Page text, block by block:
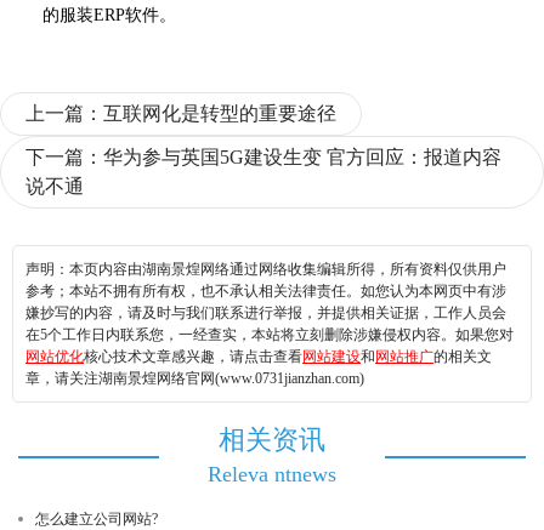
的服装ERP软件。
上一篇： 互联网化是转型的重要途径
下一篇： 华为参与英国5G建设生变 官方回应：报道内容
说不通
声明：本页内容由湖南景煌网络通过网络收集编辑所得，所有资料仅供用户
参考；本站不拥有所有权，也不承认相关法律责任。如您认为本网页中有涉
嫌抄写的内容，请及时与我们联系进行举报，并提供相关证据，工作人员会
在5个工作日内联系您，一经查实，本站将立刻删除涉嫌侵权内容。如果您对
网站优化核心技术文章感兴趣，请点击查看网站建设和 网站推广的相关文
章，请关注湖南景煌网络官网(www.0731jianzhan.com)
相关资讯
Releva ntnews
怎么建立公司网站?